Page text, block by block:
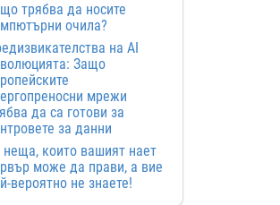
трябва да носите
очила?
на AI
Защо
мрежи
да са готови за
за данни
неща, които вашият нает
може да прави, а вие
вероятно не знаете!